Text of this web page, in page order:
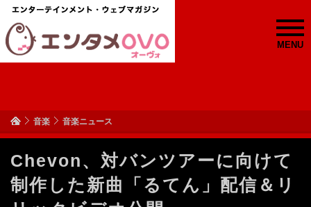
MENU
音楽 音楽ニュース
Chevon、対バンツアーに向けて
制作した新曲「るてん」配信＆リ